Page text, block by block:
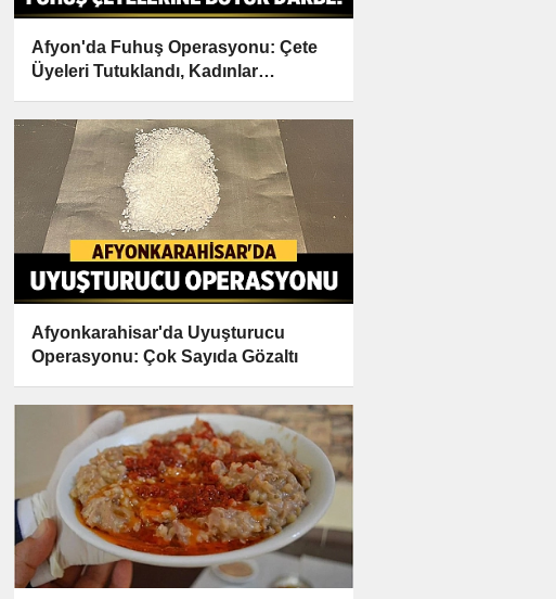
Afyon'da Fuhuş Operasyonu: Çete
Üyeleri Tutuklandı, Kadınlar
Afyonkarahisar'da Uyuşturucu
Operasyonu: Çok Sayıda Gözaltı